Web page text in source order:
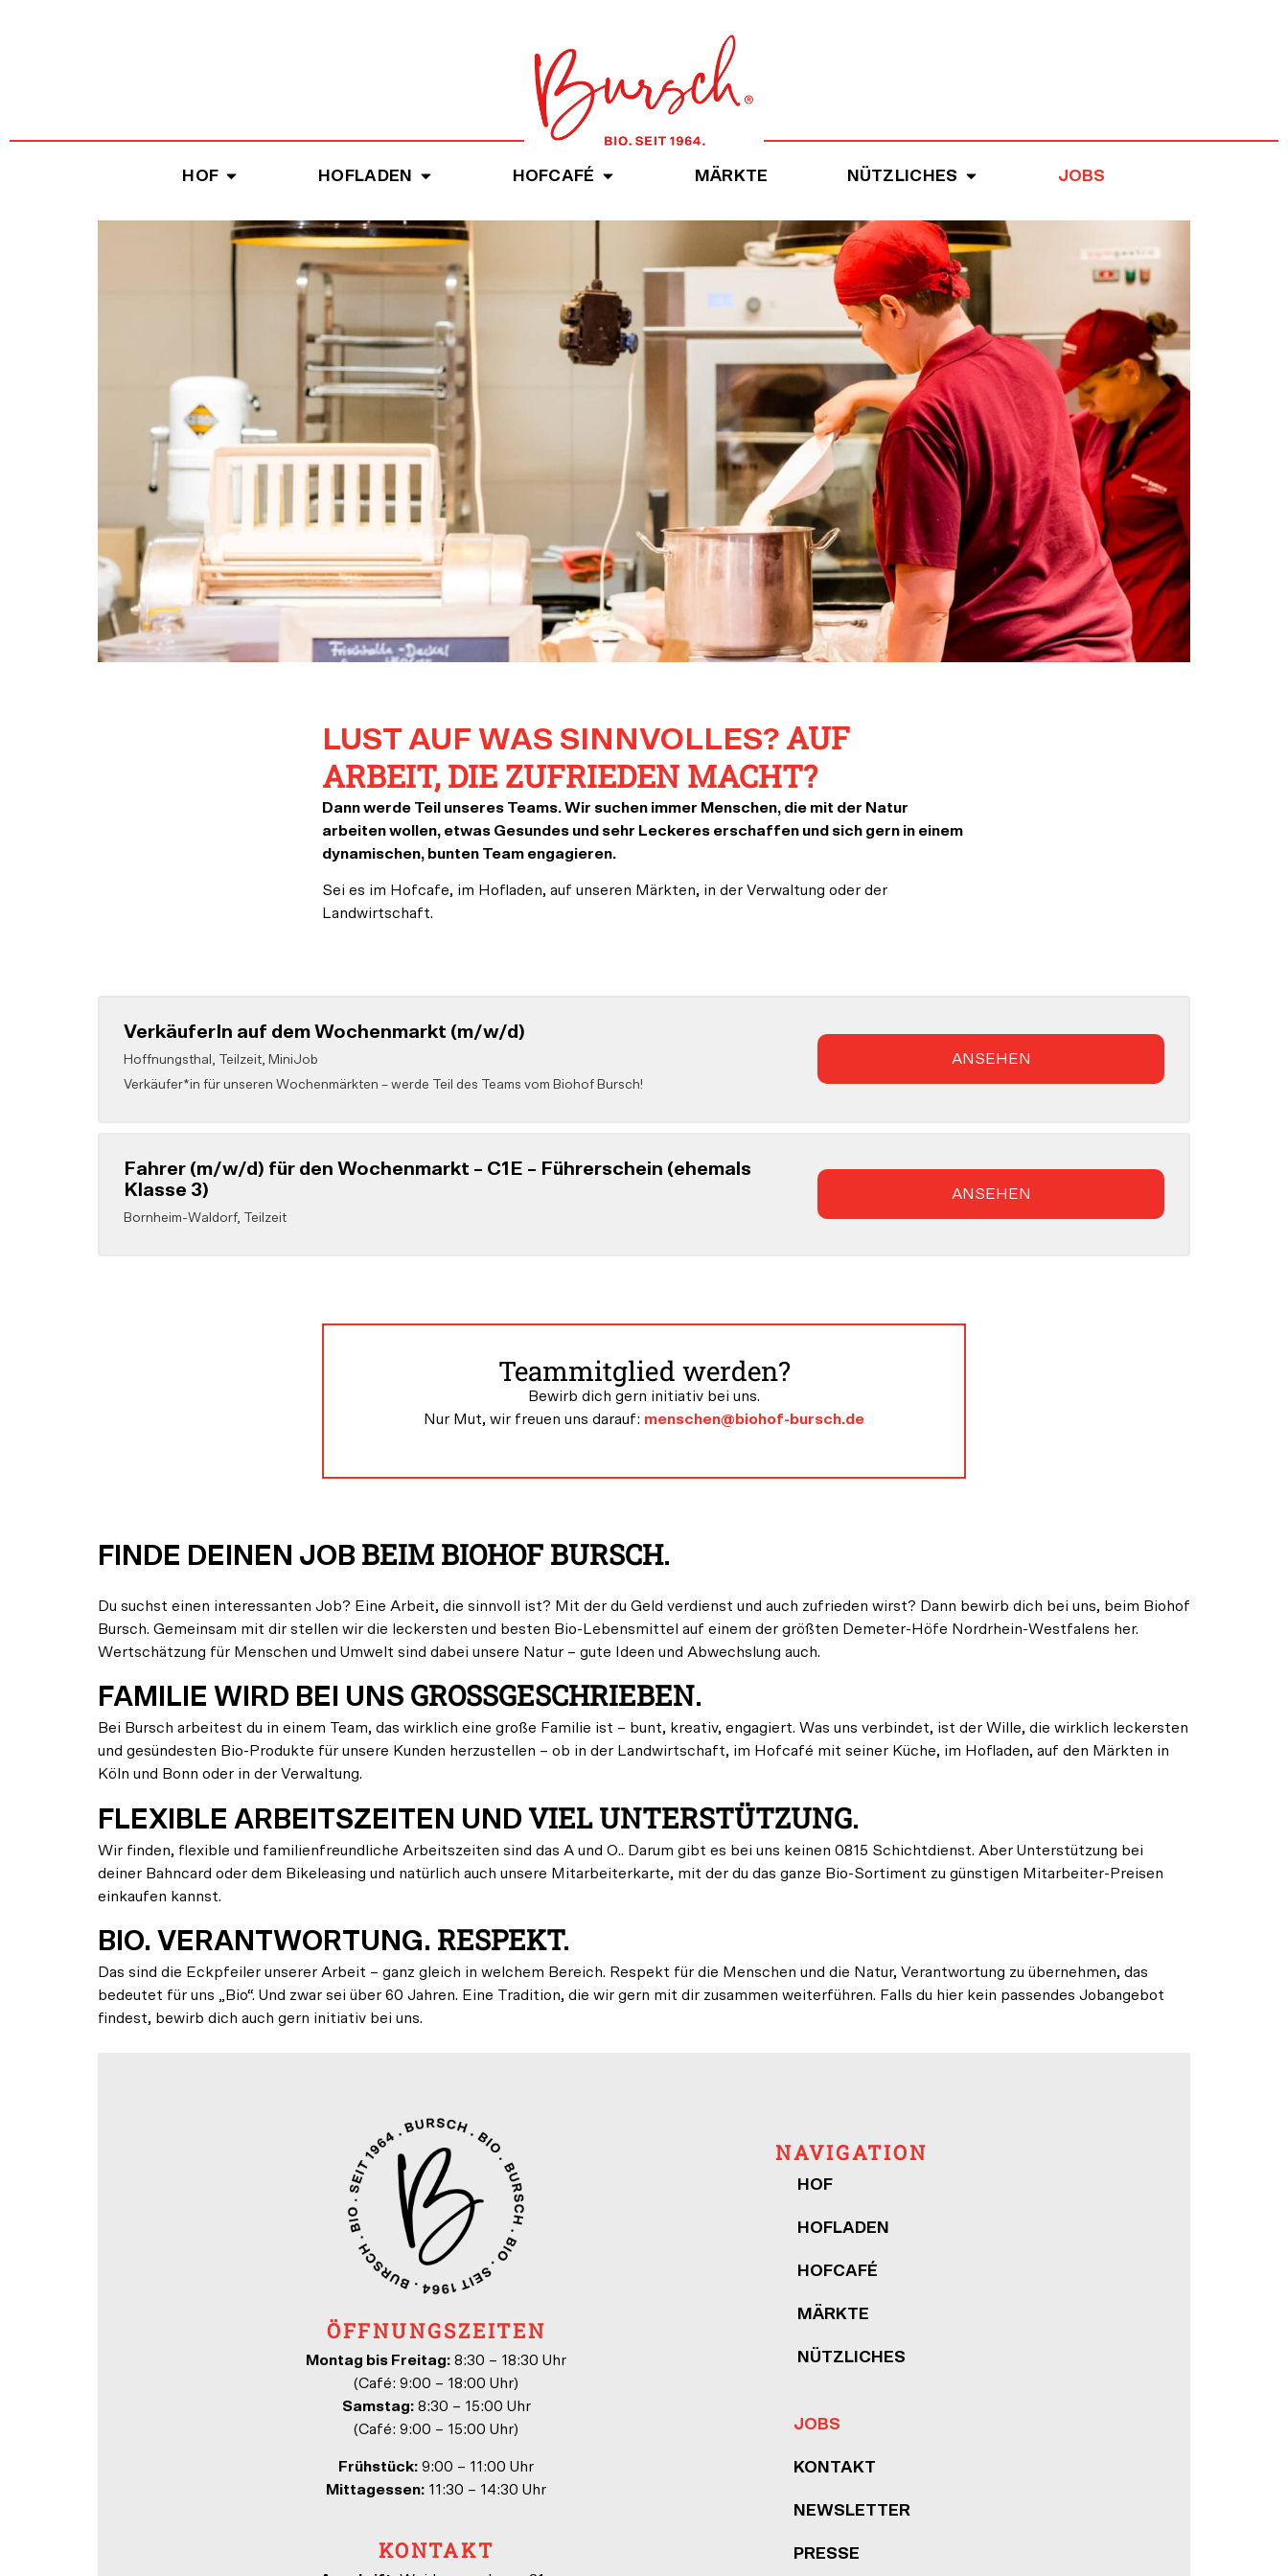
HOF HOFLADEN HOFCAFÉ MÄRKTE NÜTZLICHES JOBS
LUST AUF WAS SINNVOLLES? AUF
ARBEIT, DIE ZUFRIEDEN MACHT?
Dann werde Teil unseres Teams. Wir suchen immer Menschen, die mit der Natur
arbeiten wollen, etwas Gesundes und sehr Leckeres erschaffen und sich gern in einem
dynamischen, bunten Team engagieren.
Sei es im Hofcafe, im Hofladen, auf unseren Märkten, in der Verwaltung oder der
Landwirtschaft.
VerkäuferIn auf dem Wochenmarkt (m/w/d)
Hoffnungsthal ,
Teilzeit, MiniJob
Verkäufer*in für unseren Wochenmärkten – werde Teil des Teams vom Biohof Bursch!
ANSEHEN
Fahrer (m/w/d) für den Wochenmarkt – C1E – Führerschein (ehemals
Klasse 3)
Bornheim-Waldorf, Teilzeit
ANSEHEN
Teammitglied werden?
Bewirb dich gern initiativ bei uns.
Nur Mut, wir freuen uns darauf: menschen@biohof-bursch.de
FINDE DEINEN JOB BEIM BIOHOF BURSCH.
Du suchst einen interessanten Job? Eine Arbeit, die sinnvoll ist? Mit der du Geld verdienst und auch zufrieden wirst? Dann bewirb dich bei uns, beim Biohof
Bursch. Gemeinsam mit dir stellen wir die leckersten und besten Bio-Lebensmittel auf einem der größten Demeter-Höfe Nordrhein-Westfalens her.
Wertschätzung für Menschen und Umwelt sind dabei unsere Natur – gute Ideen und Abwechslung auch.
FAMILIE WIRD BEI UNS GROSSGESCHRIEBEN.
Bei Bursch arbeitest du in einem Team, das wirklich eine große Familie ist – bunt, kreativ, engagiert. Was uns verbindet, ist der Wille, die wirklich leckersten
und gesündesten Bio-Produkte für unsere Kunden herzustellen – ob in der Landwirtschaft, im Hofcafé mit seiner Küche, im Hofladen, auf den Märkten in
Köln und Bonn oder in der Verwaltung.
FLEXIBLE ARBEITSZEITEN UND VIEL UNTERSTÜTZUNG.
Wir finden, flexible und familienfreundliche Arbeitszeiten sind das A und O.. Darum gibt es bei uns keinen 0815 Schichtdienst. Aber Unterstützung bei
deiner Bahncard oder dem Bikeleasing und natürlich auch unsere Mitarbeiterkarte, mit der du das ganze Bio-Sortiment zu günstigen Mitarbeiter-Preisen
einkaufen kannst.
BIO. VERANTWORTUNG. RESPEKT.
Das sind die Eckpfeiler unserer Arbeit – ganz gleich in welchem Bereich. Respekt für die Menschen und die Natur, Verantwortung zu übernehmen, das
bedeutet für uns „Bio“. Und zwar sei über 60 Jahren. Eine Tradition, die wir gern mit dir zusammen weiterführen. Falls du hier kein passendes Jobangebot
findest, bewirb dich auch gern initiativ bei uns.
ÖFFNUNGSZEITEN
Montag bis Freitag: 8:30 – 18:30 Uhr
(Café: 9:00 – 18:00 Uhr)
Samstag:8:30 – 15:00 Uhr
(Café: 9:00 – 15:00 Uhr)
Frühstück: 9:00 – 11:00 Uhr
Mittagessen: 11:30 – 14:30 Uhr
KONTAKT
NAVIGATION
HOF
HOFLADEN
HOFCAFÉ
MÄRKTE
NÜTZLICHES
JOBS
KONTAKT
NEWSLETTER
PRESSE